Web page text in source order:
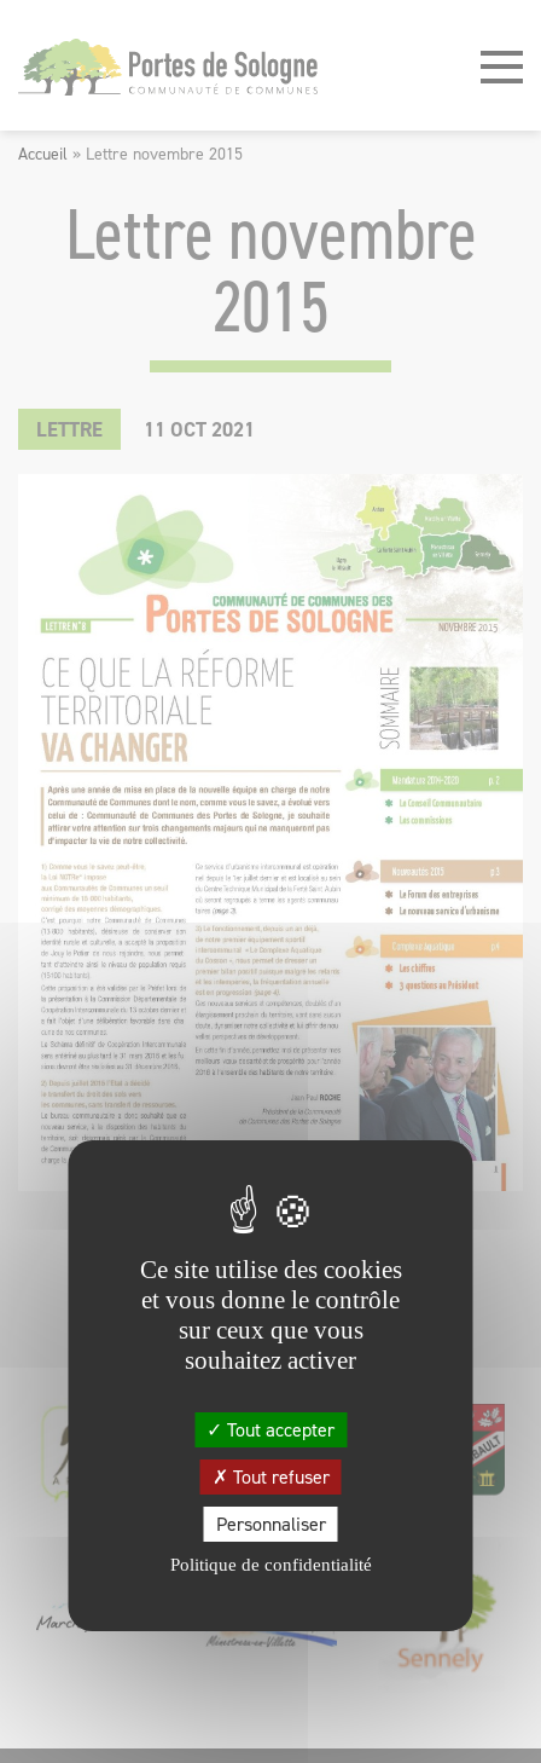
FORCES
MOTRICES
Accueil » Lettre novembre 2015
Lettre novembre
2015
LETTRE 11 OCT 2021
Ce site utilise des cookies
et vous donne le contrôle
sur ceux que vous
souhaitez activer
Tout accepter
Tout refuser
Personnaliser
Politique de confidentialité